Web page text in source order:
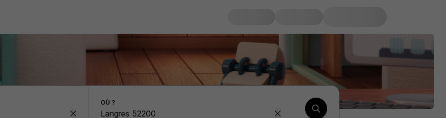
OÙ ?